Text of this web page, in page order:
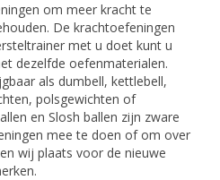
om meer kracht te
De krachtoefeningen
met u doet kunt u
dezelfde oefenmaterialen.
als dumbell, kettlebell,
polsgewichten of
en Slosh ballen zijn zware
mee te doen of om over
wij plaats voor de nieuwe